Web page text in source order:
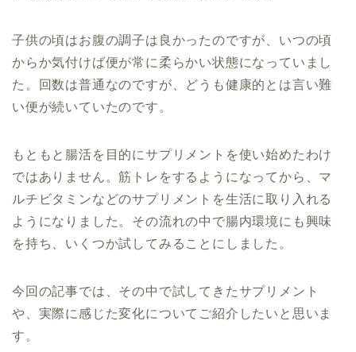
子供の頃はお腹の調子は良かったのですが、いつの頃
からか気付けば便が常に柔らかい状態になっていまし
た。回数は普通なのですが、どうも健康的とは言い難
い便が続いていたのです。
もともと腸活を目的にサプリメントを使い始めたわけ
ではありません。筋トレをするようになってから、マ
ルチビタミンなどのサプリメントを生活に取り入れる
ようになりました。その流れの中で腸内環境にも興味
を持ち、いくつか試してみることにしました。
今回の記事では、その中で試してきたサプリメント
や、実際に感じた変化についてご紹介したいと思いま
す。